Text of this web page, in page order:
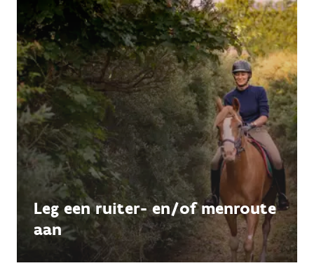
Leg een ruiter- en/of menroute
aan